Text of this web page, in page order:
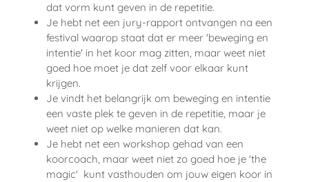
dat vorm kunt geven in de repetitie.
Je hebt net een jury-rapport ontvangen na een
festival waarop staat dat er meer 'beweging en
intentie' in het koor mag zitten, maar weet niet
goed hoe moet je dat zelf voor elkaar kunt
krijgen.
Je vindt het belangrijk om beweging en intentie
een vaste plek te geven in de repetitie, maar je
weet niet op welke manieren dat kan.
Je hebt net een workshop gehad van een
koorcoach, maar weet niet zo goed hoe je 'the
magic' kunt vasthouden om jouw eigen koor in